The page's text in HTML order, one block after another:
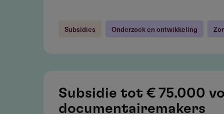
zorgSubsidies Onderzoek en ontwikkeling
totSubsidie tot € 75.000
documentairemakers